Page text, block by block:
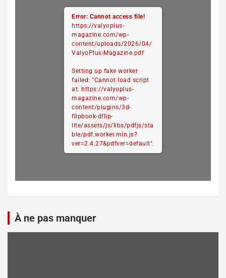
Error: Cannot access file!
https://valyoplus-
magazine.com/wp-
content/uploads/2026/04/
ValyoPlus-Magazine.pdf
Setting up fake worker
failed: "Cannot load script
at: https://valyoplus-
magazine.com/wp-
content/plugins/3d-
flipbook-dflip-
lite/assets/js/libs/pdfjs/sta
ble/pdf.worker.min.js?
ver=2.4.27&pdfver=default".
À ne pas manquer